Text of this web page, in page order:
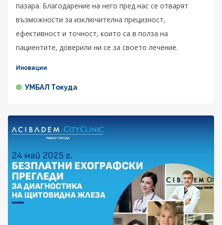
пазара. Благодарение на него пред нас се отварят
възможности за изключителна прецизност,
ефективност и точност, които са в полза на
пациентите, доверили ни се за своето лечение.
Иновации
УМБАЛ Токуда